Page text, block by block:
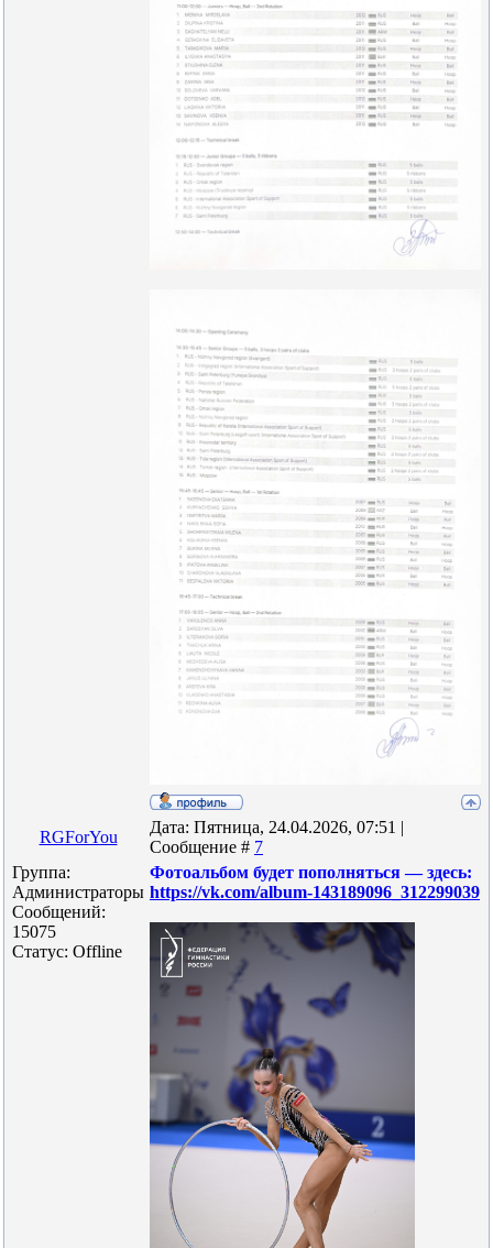
RGForYou
Дата: Пятница, 24.04.2026, 07:51 |
Сообщение # 7
Группа:
Администраторы
Сообщений:
15075
Статус: Offline
Фотоальбом будет пополняться — здесь:
https://vk.com/album-143189096_312299039